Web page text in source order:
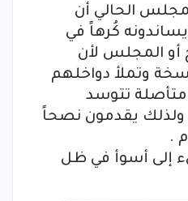
الحالي أن
كُرهاً في
أو المجلس لأن
وتملأ دواخلهم
متأصلة تتوسد
ولذلك يقدمون نصحاً
.
إلى أسوأ في ظل